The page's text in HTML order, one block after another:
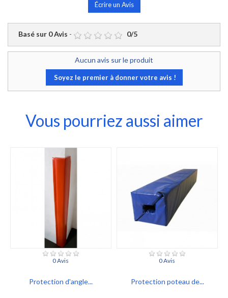
Écrire un Avis
Basé sur 0Avis - 0/5
Aucun avis sur le produit
Soyez le premier à donner votre avis !
Vous pourriez aussi aimer
0 Avis
Protection d'angle...
0 Avis
Protection poteau de...